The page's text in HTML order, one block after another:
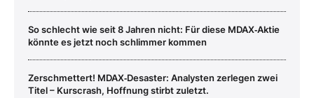
So schlecht wie seit 8 Jahren nicht: Für diese MDAX‑Aktie
könnte es jetzt noch schlimmer kommen
Zerschmettert! MDAX‑Desaster: Analysten zerlegen zwei
Titel – Kurscrash, Hoffnung stirbt zuletzt.